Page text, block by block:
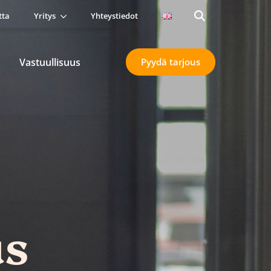
Yritys Yhteystiedot
Search
for:
Vastuullisuus Pyydä tarjous